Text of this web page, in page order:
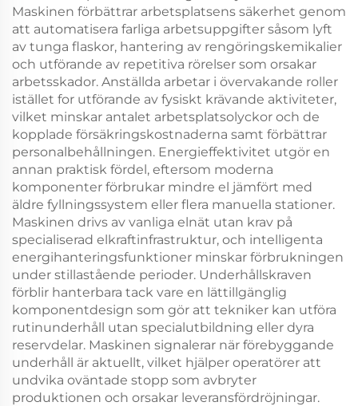
Maskinen förbättrar arbetsplatsens säkerhet genom
att automatisera farliga arbetsuppgifter såsom lyft
av tunga flaskor, hantering av rengöringskemikalier
och utförande av repetitiva rörelser som orsakar
arbetsskador. Anställda arbetar i övervakande roller
istället for utförande av fysiskt krävande aktiviteter,
vilket minskar antalet arbetsplatsolyckor och de
kopplade försäkringskostnaderna samt förbättrar
personalbehållningen. Energieffektivitet utgör en
annan praktisk fördel, eftersom moderna
komponenter förbrukar mindre el jämfört med
äldre fyllningssystem eller flera manuella stationer.
Maskinen drivs av vanliga elnät utan krav på
specialiserad elkraftinfrastruktur, och intelligenta
energihanteringsfunktioner minskar förbrukningen
under stillastående perioder. Underhållskraven
förblir hanterbara tack vare en lättillgänglig
komponentdesign som gör att tekniker kan utföra
rutinunderhåll utan specialutbildning eller dyra
reservdelar. Maskinen signalerar när förebyggande
underhåll är aktuellt, vilket hjälper operatörer att
undvika oväntade stopp som avbryter
produktionen och orsakar leveransfördröjningar.